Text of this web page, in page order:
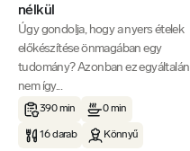
nélkül
Úgy gondolja, hogy a nyers ételek
előkészítése önmagában egy
tudomány? Azonban ez egyáltalán
nem így...
390 min 0 min
16 darab Könnyű